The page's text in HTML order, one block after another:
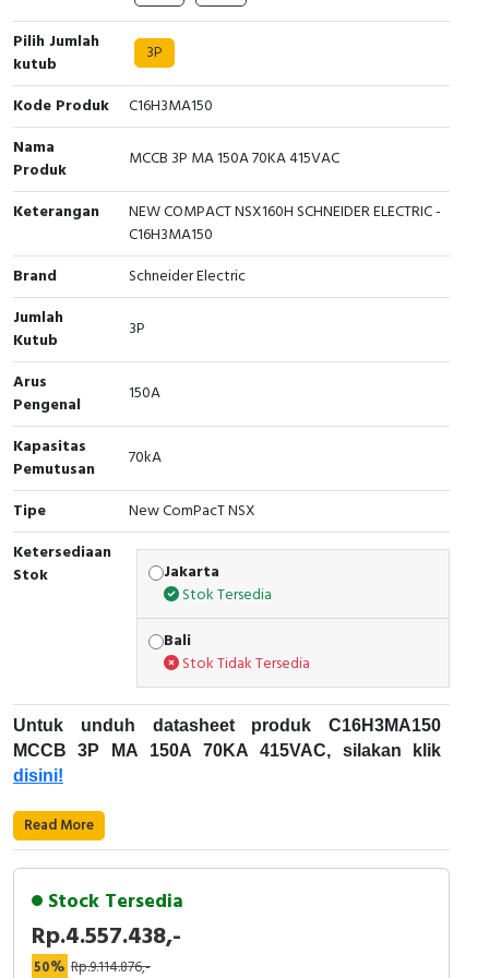
Cable Operated Switch
Signalling Columns
Safety Sensors
Pressure Switch
Ultrasonic & Rotary Encoder
Limit Switch
Inductive Sensors
Photoelectric
Cam Switch
RFID
Capacitive Sensors
Radio Frequency
Contact Block
Panel Box
Pilih Jumlah
kutub
3P
Kode Produk
C16H3MA150
Nama
Produk
MCCB 3P MA 150A 70KA 415VAC
Keterangan
NEW COMPACT NSX160H SCHNEIDER ELECTRIC -
C16H3MA150
Brand
Schneider Electric
Jumlah
Kutub
3P
Arus
Pengenal
150A
Kapasitas
Pemutusan
70kA
Tipe
New ComPacT NSX
Ketersediaan
Stok
Jakarta
Stok Tersedia
Bali
Stok Tidak Tersedia
Untuk unduh datasheet produk C16H3MA150
MCCB 3P MA 150A 70KA 415VAC, silakan klik
disini!
Karakteristik Teknikal:
Nama Produk: MCCB 3P MA 150A 70KA 415VAC
Deskripsi: NEW COMPACT NSX160H
SCHNEIDER ELECTRIC - C16H3MA150
Read More
Stock Tersedia
Rp.4.557.438,-
50% Rp.9.114.876,-